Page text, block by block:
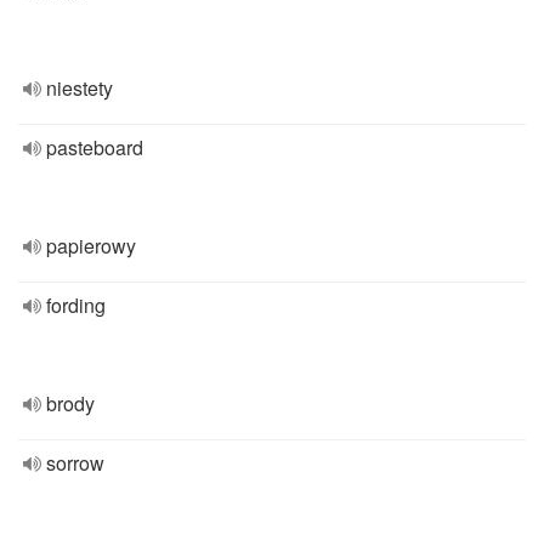
niestety
pasteboard
papierowy
fording
brody
sorrow